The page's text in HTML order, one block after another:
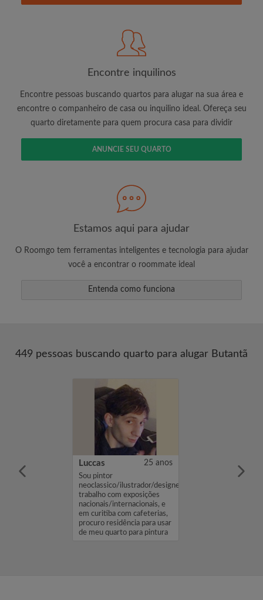
É 100% grátis!
Crie uma conta e comece a procurar
Envie mensagens ilimitadas para todos os
Solicite ilimitadas visitas aos quartos
changes de encontrar um quarto
Encontre inquilinos
Encontre pessoas buscando quartos para alugar na sua área e
encontre o companheiro de casa ou inquilino ideal. Ofereça seu
quarto diretamente para quem procura casa para dividir
ANUNCIE SEU QUARTO
Estamos aqui para ajudar
O Roomgo tem ferramentas inteligentes e tecnologia para ajudar
você a encontrar o roommate ideal
Entenda como funciona
449 pessoas buscando quarto para alugar Butantã
Luccas 25 anos
Sou pintor
neoclassico/ilustrador/designer,
trabalho com exposições
nacionais/internacionais, e
em curitiba com cafeterias,
procuro residência para usar
de meu quarto para pintura